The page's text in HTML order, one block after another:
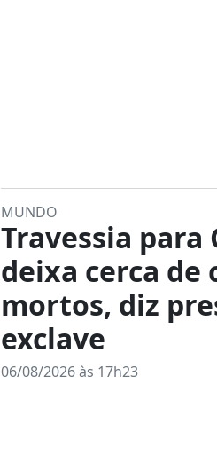
MUNDO
Travessia para
deixa cerca de
mortos, diz
exclave
06/08/2026 às 17h23